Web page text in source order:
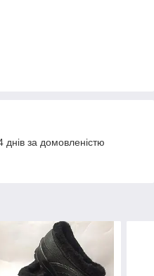
за домовленістю